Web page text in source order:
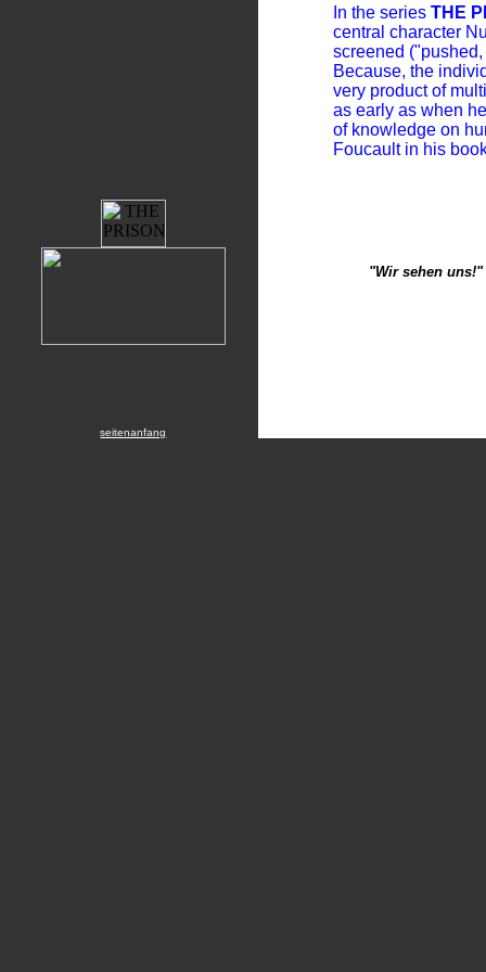
In the seriesTHE
central character
screened
Because, the
very product of
as early as when
of knowledge on
Foucault in his
"Wir sehen
seitenanfang